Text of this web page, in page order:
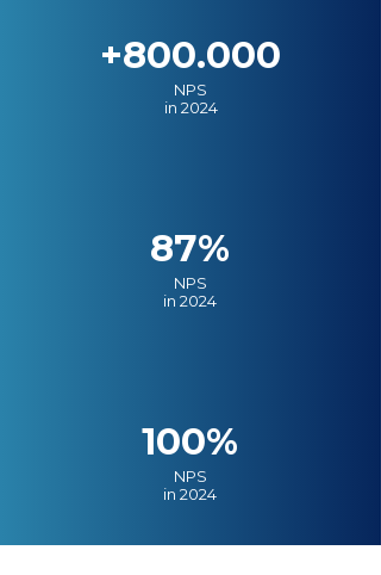
+800.000
NPS
in 2024
87%
NPS
in 2024
100%
NPS
in 2024